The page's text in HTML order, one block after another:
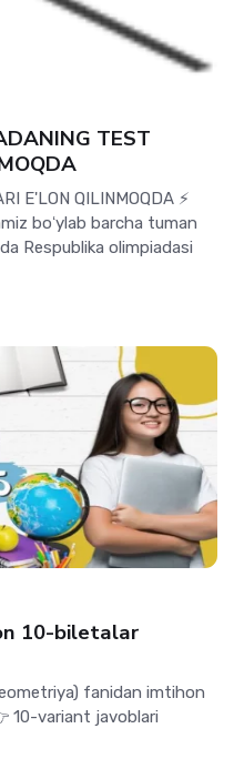
TEST
E'LON QILINMOQDA ⚡️
boʻylab barcha tuman
Respublika olimpiadasi
10-biletalar
fanidan imtihon
10-variant javoblari